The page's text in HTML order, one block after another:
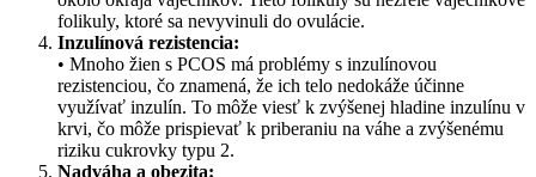
folikuly, ktoré sa nevyvinuli do ovulácie.
Inzulínová rezistencia:
• Mnoho žien s PCOS má problémy s inzulínovou
rezistenciou, čo znamená, že ich telo nedokáže účinne
využívať inzulín. To môže viesť k zvýšenej hladine inzulínu v
krvi, čo môže prispievať k priberaniu na váhe a zvýšenému
riziku cukrovky typu 2.
Nadváha a obezita: